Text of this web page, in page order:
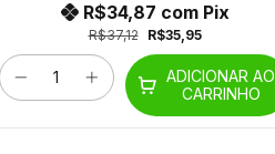
R$37,12 R$35,95
R$34,87 com Pix
ADICIONAR AO
CARRINHO